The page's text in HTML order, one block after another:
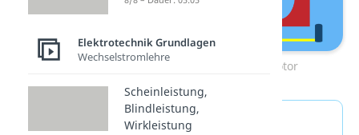
Zum Video: Elektromotor
Generator Physik —
Elektrotechnik Grundlagen
Wechselstromlehre
Scheinleistung,
Blindleistung,
Wirkleistung